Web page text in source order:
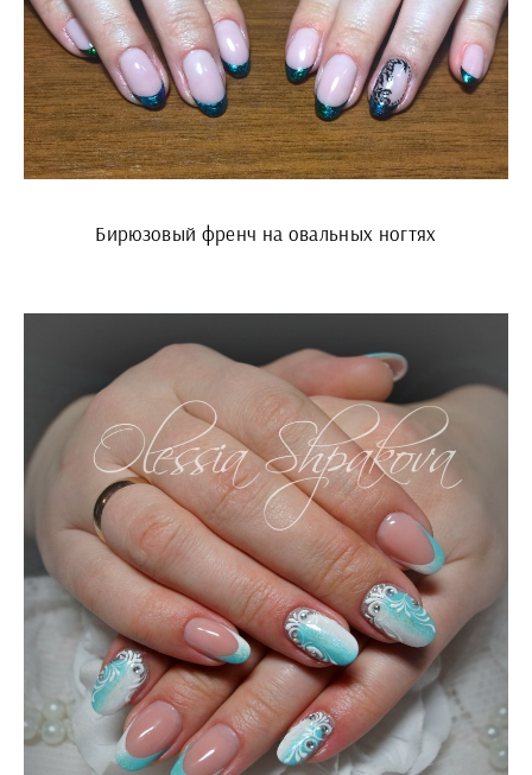
Бирюзовый френч на овальных ногтях